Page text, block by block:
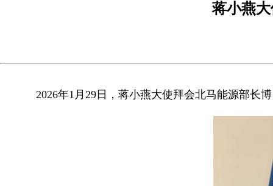
蒋小燕
2026年1月29日，蒋小燕大使拜会北马能源部长